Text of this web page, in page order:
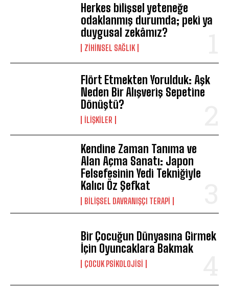
Herkes bilişsel yeteneğe
odaklanmış durumda; peki ya
duygusal zekâmız?
ZIHINSEL SAĞLIK
Flört Etmekten Yorulduk: Aşk
Neden Bir Alışveriş Sepetine
Dönüştü?
İLIŞKILER
Kendine Zaman Tanıma ve
Alan Açma Sanatı: Japon
Felsefesinin Yedi Tekniğiyle
Kalıcı Öz Şefkat
BILIŞSEL DAVRANIŞÇI TERAPI
Bir Çocuğun Dünyasına Girmek
İçin Oyuncaklara Bakmak
ÇOCUK PSIKOLOJISI